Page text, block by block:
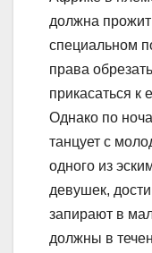
должна
специальном
права
прикасаться
Однако по
танцует с
одного из
девушек,
запирают в
должны в